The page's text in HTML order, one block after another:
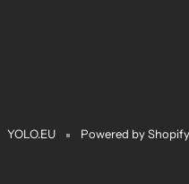
YOLO.EU Powered by Shopify